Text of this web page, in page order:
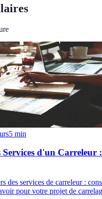
5 min
Services d'un Carreleur
des services de carreleur :
pour votre projet de